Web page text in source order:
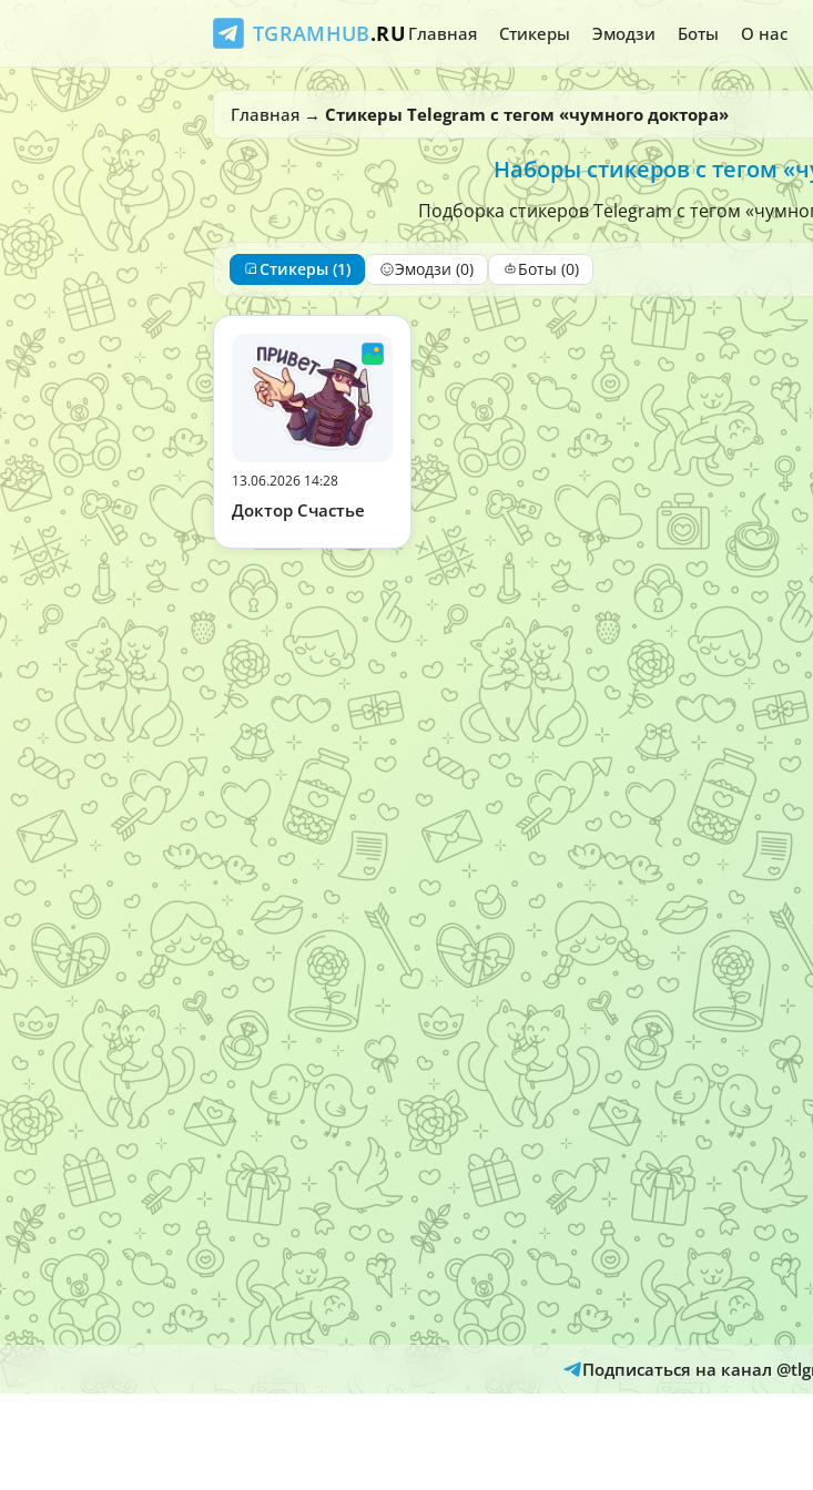
TGRAMHUB.RU Главная Стикеры Эмодзи Боты О нас
Главная → Стикеры Telegram с тегом «чумного доктора»
Наборы стикеров с тегом
Подборка стикеров Telegram с тегом
Стикеры (1) Эмодзи (0) Боты (0)
13.06.2026 14:28
Доктор Счастье
Подписаться на канал